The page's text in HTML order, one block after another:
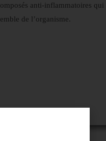
anti-inflammatoires qui
de l’organisme.